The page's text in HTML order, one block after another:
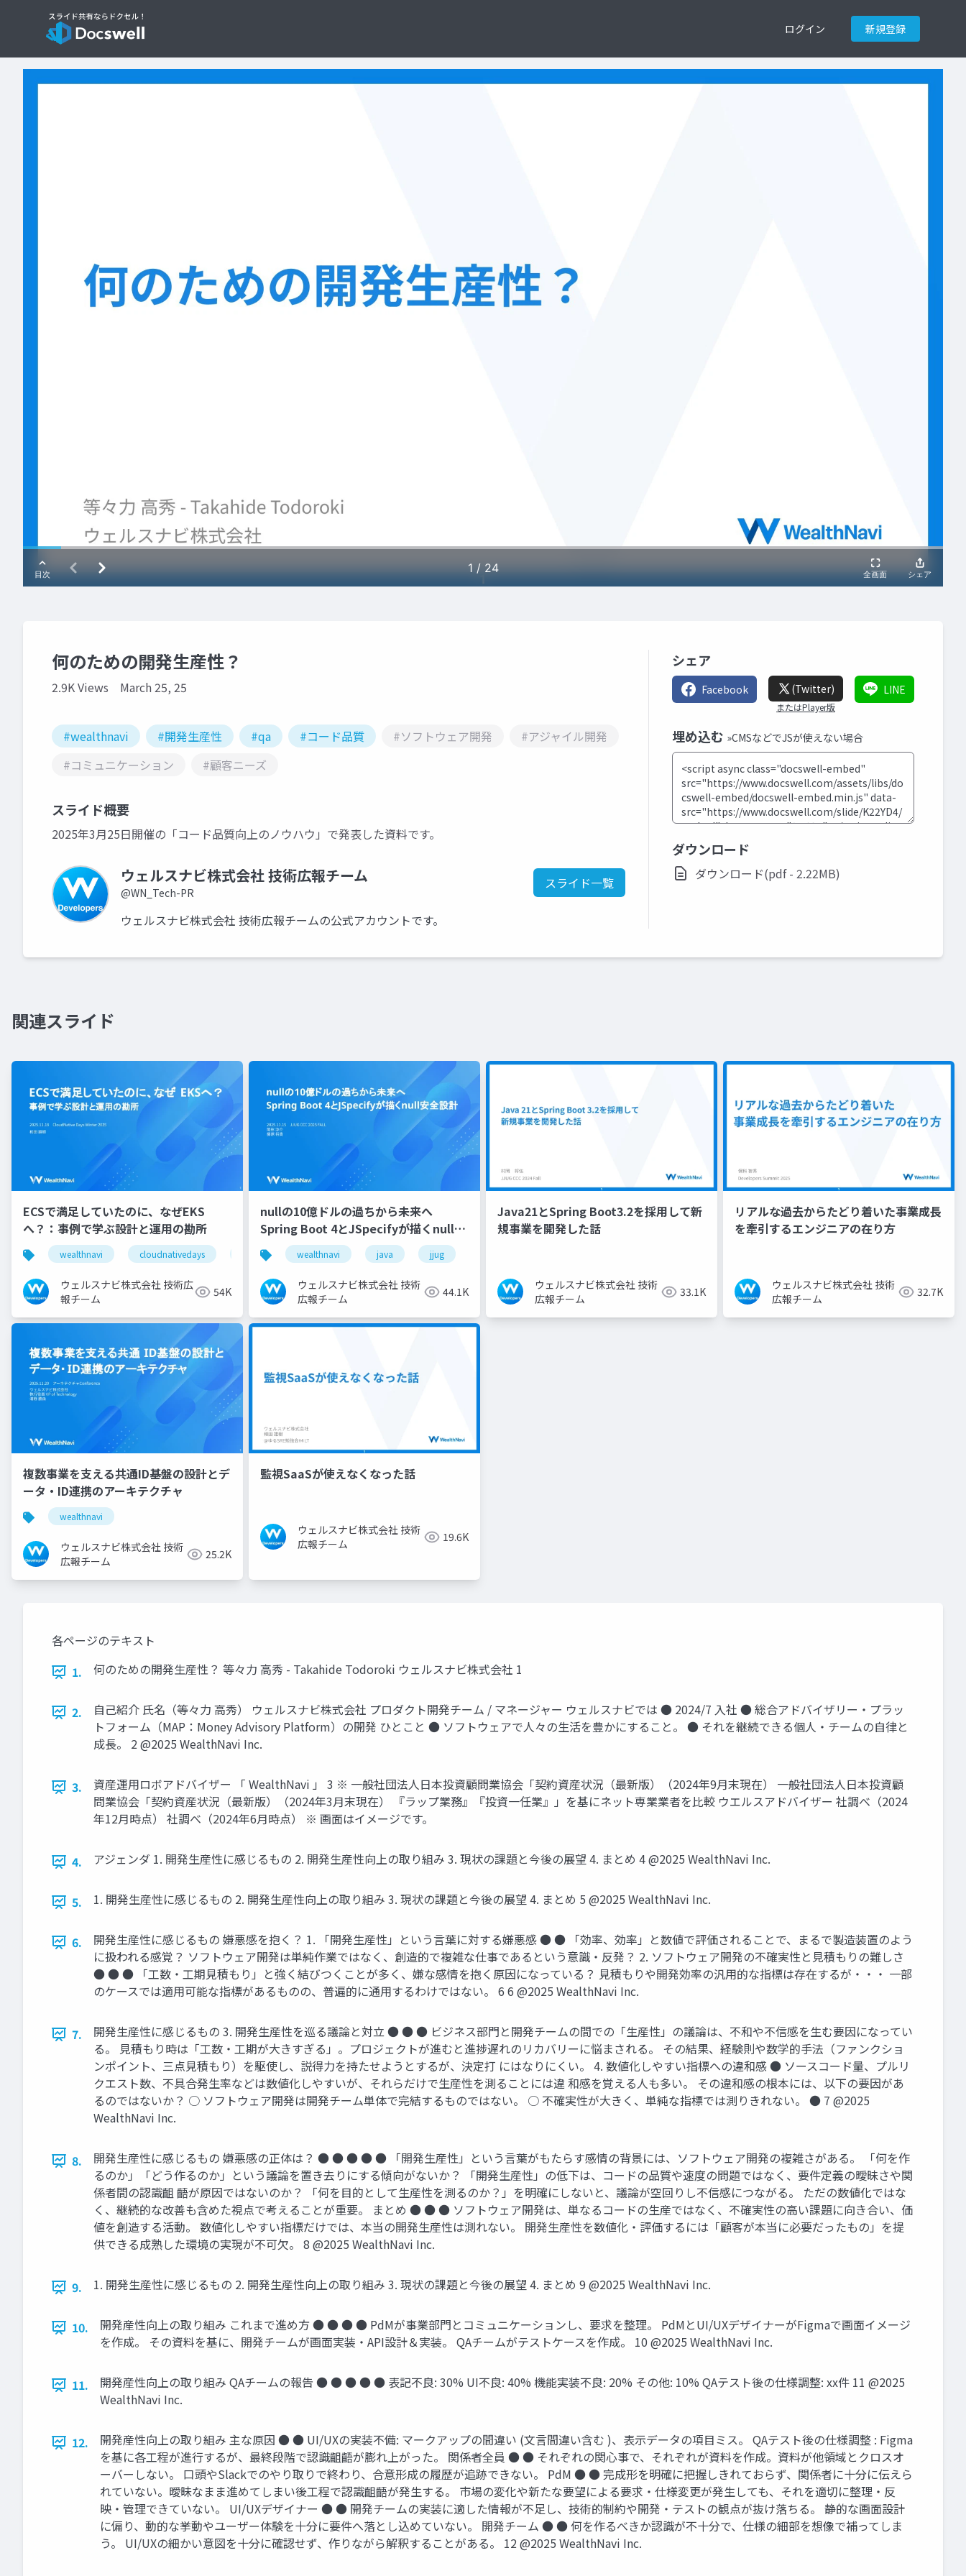
ログイン 新規登録
何のための開発生産性？
2.9K Views March 25, 25
#wealthnavi #開発生産性 #qa #コード品質 #ソフトウェア開発
#アジャイル開発
#コミュニケーション
#顧客ニーズ
スライド概要
2025年3月25日開催の「コード品質向上のノウハウ」で発表した資料です。
ウェルスナビ株式会社 技術広報チーム
@WN_Tech-PR
スライド一覧
ウェルスナビ株式会社 技術広報チームの公式アカウントです。
シェア
Facebook (Twitter)
またはPlayer版
LINE
埋め込む »CMSなどでJSが使えない場合
ダウンロード
ダウンロード(pdf - 2.22MB)
関連スライド
ECSで満足していたのに、なぜEKS
へ？：事例で学ぶ設計と運用の勘所
wealthnavi cloudnativedays ecs
ウェルスナビ株式会社 技術広
報チーム
54K
nullの10億ドルの過ちから未来へ
Spring Boot 4とJSpecifyが描くnull安
全設計wealthnavi java jjug
ウェルスナビ株式会社 技術
広報チーム
44.1K
Java21とSpring Boot3.2を採用して新
規事業を開発した話
ウェルスナビ株式会社 技術
広報チーム
33.1K
リアルな過去からたどり着いた事業成長
を牽引するエンジニアの在り方
ウェルスナビ株式会社 技術
広報チーム
32.7K
複数事業を支える共通ID基盤の設計とデ
ータ・ID連携のアーキテクチャ
wealthnavi
ウェルスナビ株式会社 技術
広報チーム
25.2K
監視SaaSが使えなくなった話
ウェルスナビ株式会社 技術
広報チーム
19.6K
各ページのテキスト
1.
何のための開発⽣産性？ 等々⼒ ⾼秀 - Takahide Todoroki ウェルスナビ株式会社 1
2.
⾃⼰紹介 氏名（等々力 高秀） ウェルスナビ株式会社 プロダクト開発チーム / マネージャー ウェルスナビでは ● 2024/7 入社 ● 総合アドバイザリー・プラッ
トフォーム（MAP：Money Advisory Platform）の開発 ひとこと ● ソフトウェアで人々の生活を豊かにすること。 ● それを継続できる個人・チームの自律と
成長。 2 @2025 WealthNavi Inc.
3.
資産運用ロボアドバイザー 「 WealthNavi 」 3 ※ ⼀般社団法⼈⽇本投資顧問業協会「契約資産状況（最新版）（2024年9⽉末現在） ⼀般社団法⼈⽇本投資顧
問業協会「契約資産状況（最新版）（2024年3⽉末現在） 『ラップ業務』『投資⼀任業』」を基にネット専業業者を⽐較 ウエルスアドバイザー 社調べ（2024
年12⽉時点） 社調べ（2024年6⽉時点） ※ 画⾯はイメージです。
4. アジェンダ 1. 開発生産性に感じるもの 2. 開発生産性向上の取り組み 3. 現状の課題と今後の展望 4. まとめ 4 @2025 WealthNavi Inc.
5. 1. 開発生産性に感じるもの 2. 開発生産性向上の取り組み 3. 現状の課題と今後の展望 4. まとめ 5 @2025 WealthNavi Inc.
6.
開発⽣産性に感じるもの 嫌悪感を抱く？ 1. 「開発生産性」という言葉に対する嫌悪感 ● ● 「効率、効率」と数値で評価されることで、まるで製造装置のよう
に扱われる感覚？ ソフトウェア開発は単純作業ではなく、創造的で複雑な仕事であるという意識・反発？ 2. ソフトウェア開発の不確実性と見積もりの難しさ
● ● ● 「工数・工期見積もり」と強く結びつくことが多く、嫌な感情を抱く原因になっている？ 見積もりや開発効率の汎用的な指標は存在するが・・・ 一部
のケースでは適用可能な指標があるものの、普遍的に通用するわけではない。 6 6 @2025 WealthNavi Inc.
7.
開発⽣産性に感じるもの 3. 開発生産性を巡る議論と対立 ● ● ● ビジネス部門と開発チームの間での「生産性」の議論は、不和や不信感を生む要因になってい
る。 見積もり時は「工数・工期が大きすぎる」。プロジェクトが進むと進捗遅れのリカバリーに悩まされる。 その結果、経験則や数学的手法（ファンクショ
ンポイント、三点見積もり）を駆使し、説得力を持たせようとするが、決定打 にはなりにくい。 4. 数値化しやすい指標への違和感 ● ソースコード量、プルリ
クエスト数、不具合発生率などは数値化しやすいが、それらだけで生産性を測ることには違 和感を覚える人も多い。 その違和感の根本には、以下の要因があ
るのではないか？ ○ ソフトウェア開発は開発チーム単体で完結するものではない。 ○ 不確実性が大きく、単純な指標では測りきれない。 ● 7 @2025
WealthNavi Inc.
8.
開発⽣産性に感じるもの 嫌悪感の正体は？ ● ● ● ● ● 「開発生産性」という言葉がもたらす感情の背景には、ソフトウェア開発の複雑さがある。 「何を作
るのか」「どう作るのか」という議論を置き去りにする傾向がないか？ 「開発生産性」の低下は、コードの品質や速度の問題ではなく、要件定義の曖昧さや関
係者間の認識齟 齬が原因ではないのか？ 「何を目的として生産性を測るのか？」を明確にしないと、議論が空回りし不信感につながる。 ただの数値化ではな
く、継続的な改善も含めた視点で考えることが重要。 まとめ ● ● ● ソフトウェア開発は、単なるコードの生産ではなく、不確実性の高い課題に向き合い、価
値を創造する活動。 数値化しやすい指標だけでは、本当の開発生産性は測れない。 開発生産性を数値化・評価するには「顧客が本当に必要だったもの」を提
供できる成熟した環境の実現が不可欠。 8 @2025 WealthNavi Inc.
9. 1. 開発生産性に感じるもの 2. 開発生産性向上の取り組み 3. 現状の課題と今後の展望 4. まとめ 9 @2025 WealthNavi Inc.
10.
開発産性向上の取り組み これまで進め方 ● ● ● ● PdMが事業部門とコミュニケーションし、要求を整理。 PdMとUI/UXデザイナーがFigmaで画面イメージ
を作成。 その資料を基に、開発チームが画面実装・API設計＆実装。 QAチームがテストケースを作成。 10 @2025 WealthNavi Inc.
11.
開発産性向上の取り組み QAチームの報告 ● ● ● ● ● 表記不良: 30% UI不良: 40% 機能実装不良: 20% その他: 10% QAテスト後の仕様調整: xx件 11 @2025
WealthNavi Inc.
12.
開発産性向上の取り組み 主な原因 ● ● UI/UXの実装不備: マークアップの間違い (文言間違い含む )、表示データの項目ミス。 QAテスト後の仕様調整 : Figma
を基に各工程が進行するが、最終段階で認識齟齬が膨れ上がった。 関係者全員 ● ● それぞれの関心事で、それぞれが資料を作成。資料が他領域とクロスオ
ーバーしない。 口頭やSlackでのやり取りで終わり、合意形成の履歴が追跡できない。 PdM ● ● 完成形を明確に把握しきれておらず、関係者に十分に伝えら
れていない。曖昧なまま進めてしまい後工程で認識齟齬が発生する。 市場の変化や新たな要望による要求・仕様変更が発生しても、それを適切に整理・反
映・管理できていない。 UI/UXデザイナー ● ● 開発チームの実装に適した情報が不足し、技術的制約や開発・テストの観点が抜け落ちる。 静的な画面設計
に偏り、動的な挙動やユーザー体験を十分に要件へ落とし込めていない。 開発チーム ● ● 何を作るべきか認識が不十分で、仕様の細部を想像で補ってしま
う。 UI/UXの細かい意図を十分に確認せず、作りながら解釈することがある。 12 @2025 WealthNavi Inc.